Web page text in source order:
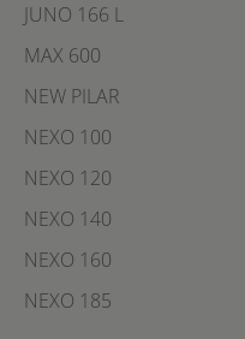
JUNO 166 L
MAX 600
NEW PILAR
NEXO 100
NEXO 120
NEXO 140
NEXO 160
NEXO 185